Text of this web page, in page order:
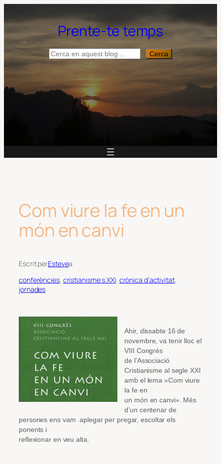
Prente-te temps
Cerca Cerca
Com viure la fe en un
món en canvi
Escrit perEstevea
conferències, cristianisme s.XXI, crònica d’activitat
jornades
Ahir, dissabte 16 de
novembre, va tenir lloc el
VIII Congrés
de l’Associació
Cristianisme al segle XXI
amb el lema «Com viure
la fe en
un món en canvi». Més
d’un centenar de
persones ens vam aplegar per pregar, escoltar els
ponents i
reflexionar en veu alta.